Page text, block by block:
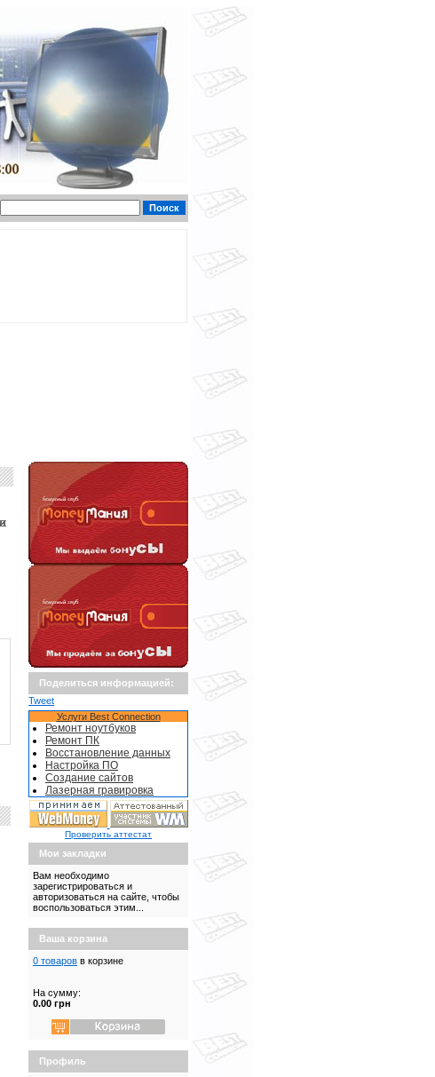
Поделиться информацией:
Tweet
Услуги Best Connection
Ремонт ноутбуков
Ремонт ПК
Восстановление данных
Настройка ПО
Создание сайтов
Лазерная гравировка
Проверить аттестат
Мои закладки
Вам необходимо
зарегистрироваться и
авторизоваться на сайте, чтобы
воспользоваться этим...
Ваша корзина
0 товаров в корзине
На сумму:
0.00 грн
Профиль